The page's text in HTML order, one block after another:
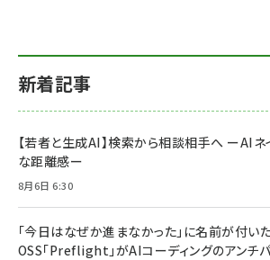
新着記事
【若者と生成AI】検索から相談相手へ ーAIネ
な距離感ー
8月6日 6:30
「今日はなぜか進まなかった」に名前が付い
OSS「Preflight」がAIコーディングのアンチ